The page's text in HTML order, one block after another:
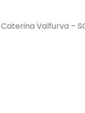
Valfurva –